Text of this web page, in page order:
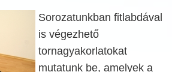
Sorozatunkban fitlabdával
is végezhető
tornagyakorlatokat
mutatunk be, amelyek a